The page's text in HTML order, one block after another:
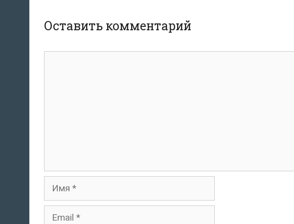
Оставить комментарий
Имя
Email